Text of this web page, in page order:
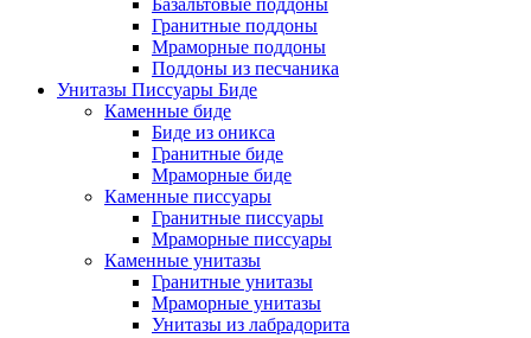
Базальтовые поддоны
Гранитные поддоны
Мраморные поддоны
Поддоны из песчаника
Унитазы Писсуары Биде
Каменные биде
Биде из оникса
Гранитные биде
Мраморные биде
Каменные писсуары
Гранитные писсуары
Мраморные писсуары
Каменные унитазы
Гранитные унитазы
Мраморные унитазы
Унитазы из лабрадорита